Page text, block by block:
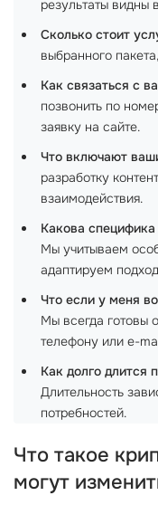
результаты видны
Сколько стоит
выбранного
Как связаться с
позвонить по
заявку на сайте.
Что включают
разработку
взаимодействия.
Какова
Мы учитываем
адаптируем
Что если у меня
Мы всегда готовы
телефону или e-
Как долго длится
Длительность
потребностей.
Что такое
могут